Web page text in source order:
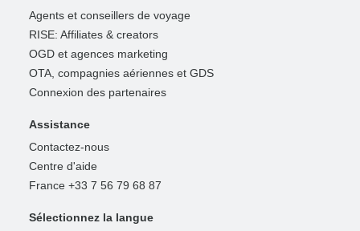
Agents et conseillers de voyage
RISE: Affiliates & creators
OGD et agences marketing
OTA, compagnies aériennes et GDS
Connexion des partenaires
Assistance
Contactez-nous
Centre d'aide
France +33 7 56 79 68 87
Sélectionnez la langue